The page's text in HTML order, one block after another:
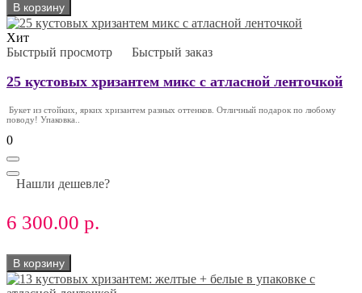
В корзину
Хит
Быстрый просмотр
Быстрый заказ
25 кустовых хризантем микс с атласной ленточкой
Букет из стойких, ярких хризантем разных оттенков. Отличный подарок по любому
поводу! Упаковка..
0
Нашли дешевле?
6 300.00 р.
В корзину